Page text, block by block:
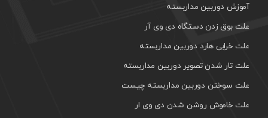
آموزش دوربین مداربسته
علت بوق زدن دستگاه دی وی آر
علت خرابی هارد دوربین مداربسته
علت تار شدن تصویر دوربین مداربسته
علت سوختن دوربین مداربسته چیست
علت خاموش روشن شدن دی وی ار